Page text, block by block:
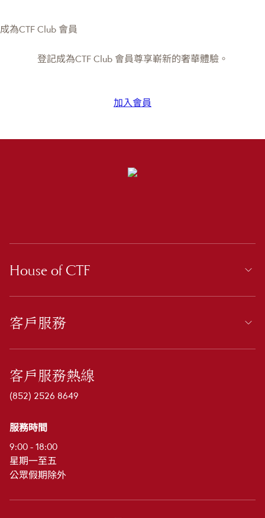
成為CTF Club 會員
登記成為CTF Club 會員尊享嶄新的奢華體驗。
加入會員
House of CTF
客戶服務
客戶服務熱線
(852) 2526 8649
服務時間
9:00 - 18:00
星期一至五
公眾假期除外